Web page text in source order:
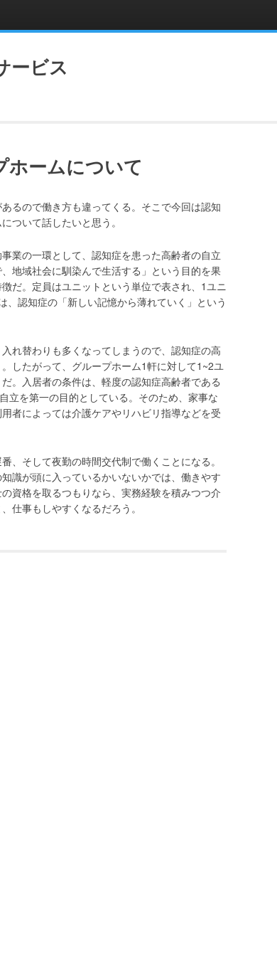
ービス
ホームについて
るので働き方も違ってくる。そこで今回は認知
ついて話したいと思う。
業の一環として、認知症を患った高齢者の自立
地域社会に馴染んで生活する」という目的を果
だ。定員はユニットという単位で表され、1ユニ
認知症の「新しい記憶から薄れていく」という
れ替わりも多くなってしまうので、認知症の高
したがって、グループホーム1軒に対して1~2ユ
。入居者の条件は、軽度の認知症高齢者である
立を第一の目的としている。そのため、家事な
者によっては介護ケアやリハビリ指導などを受
、そして夜勤の時間交代制で働くことになる。
識が頭に入っているかいないかでは、働きやす
資格を取るつもりなら、実務経験を積みつつ介
仕事もしやすくなるだろう。